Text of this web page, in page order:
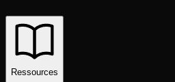
Ressources